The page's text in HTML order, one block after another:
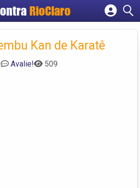
RioClaro
Cadastrar empresa
Criar conta
Kan de Karatê
Avalie! 509